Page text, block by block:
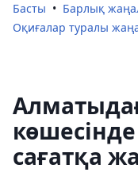
Басты
Барлық
Оқиғалар туралы
сағатқа